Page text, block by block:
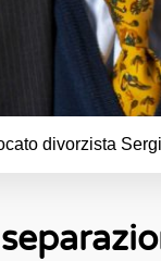
divorzista